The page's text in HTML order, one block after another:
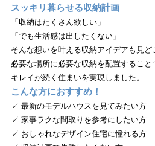
スッキリ暮らせる収納計画
「収納はたくさん欲しい」
「でも生活感は出したくない」
そんな想いを叶える収納アイデアも見ど
必要な場所に必要な収納を配置すること
キレイが続く住まいを実現しました。
こんな方におすすめ！
✓ 最新のモデルハウスを見てみたい方
✓ 家事ラクな間取りを参考にしたい方
✓ おしゃれなデザイン住宅に憧れる方